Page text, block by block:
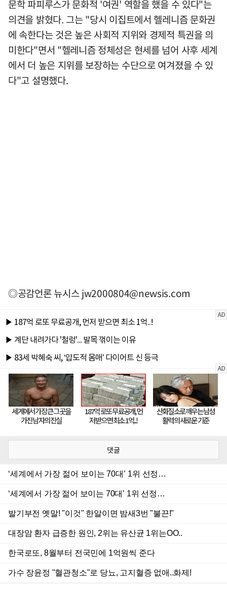
문학 파피루스가 문화적 '여권' 역할을 했을 수 있다"는
의견을 밝혔다. 그는 "당시 이집트에서 헬레니즘 문화권
에 속한다는 것은 높은 사회적 지위와 경제적 특권을 의
미한다"면서 "헬레니즘 정체성은 현세를 넘어 사후 세계
에서 더 높은 지위를 보장하는 수단으로 여겨졌을 수 있
다"고 설명했다.
◎공감언론 뉴시스jw2000804@newsis.com
댓글